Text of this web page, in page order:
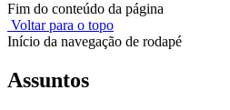
Fim do conteúdo da página
Voltar para o topo
Início da navegação de rodapé
Assuntos